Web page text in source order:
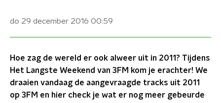
do 29 december 2016 00:59
Hoe zag de wereld er ook alweer uit in 2011? Tijdens
Het Langste Weekend van 3FM kom je erachter! We
draaien vandaag de aangevraagde tracks uit 2011
op 3FM en hier check je wat er nog meer gebeurde